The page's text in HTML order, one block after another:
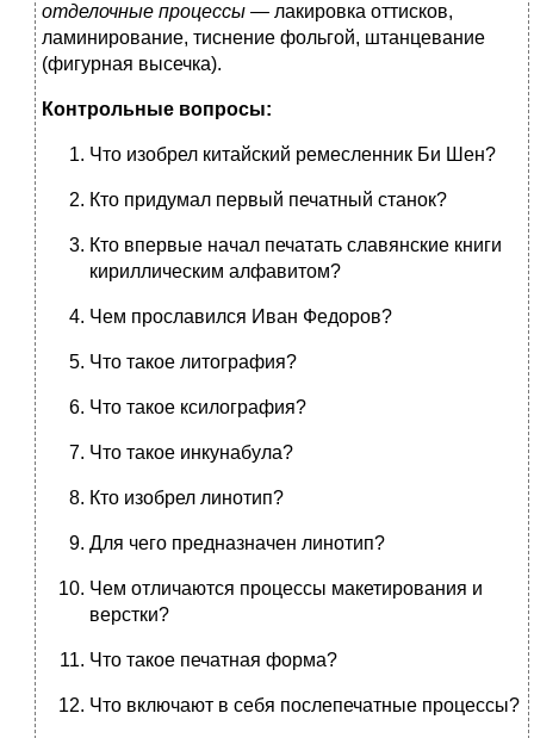
отделочные процессы — лакировка оттисков,
ламинирование, тиснение фольгой, штанцевание
(фигурная высечка).
Контрольные вопросы:
Что изобрел китайский ремесленник Би Шен?
Кто придумал первый печатный станок?
Кто впервые начал печатать славянские книги
кириллическим алфавитом?
Чем прославился Иван Федоров?
Что такое литография?
Что такое ксилография?
Что такое инкунабула?
Кто изобрел линотип?
Для чего предназначен линотип?
Чем отличаются процессы макетирования и
верстки?
Что такое печатная форма?
Что включают в себя послепечатные процессы?